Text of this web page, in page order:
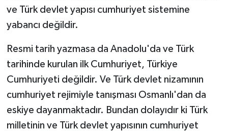
ve Türk devlet yapısı cumhuriyet sistemine
yabancı değildir.
Resmi tarih yazmasa da Anadolu'da ve Türk
tarihinde kurulan ilk Cumhuriyet, Türkiye
Cumhuriyeti değildir. Ve Türk devlet nizamının
cumhuriyet rejimiyle tanışması Osmanlı'dan da
eskiye dayanmaktadır. Bundan dolayıdır ki Türk
milletinin ve Türk devlet yapısının cumhuriyet